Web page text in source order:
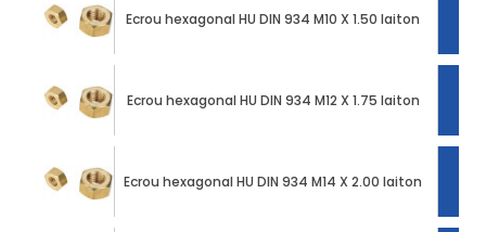
Ecrou hexagonal HU DIN 934 M10 X 1.50 laiton
Ecrou hexagonal HU DIN 934 M12 X 1.75 laiton
Ecrou hexagonal HU DIN 934 M14 X 2.00 laiton